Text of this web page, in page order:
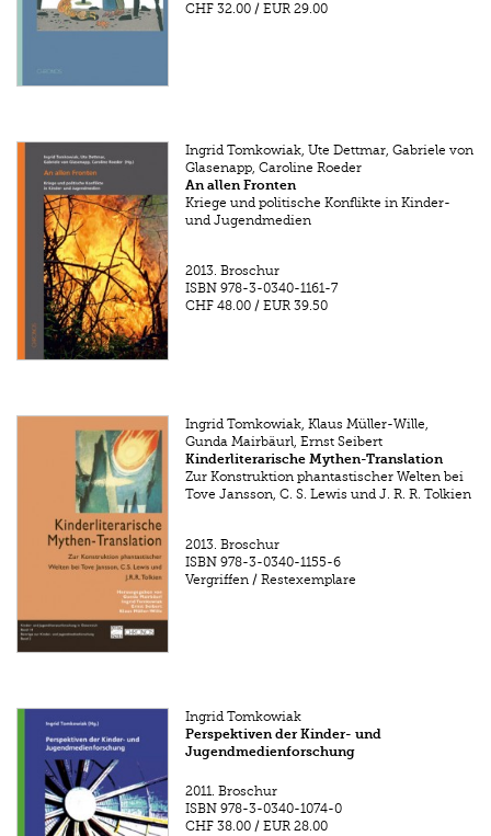
CHF 32.00 /EUR 29.00
Ingrid Tomkowiak, Ute Dettmar, Gabriele von
Glasenapp, Caroline Roeder
An allen Fronten
Kriege und politische Konflikte in Kinder-
und Jugendmedien
2013. Broschur
ISBN 978-3-0340-1161-7
CHF 48.00 /EUR 39.50
Ingrid Tomkowiak, Klaus Müller-Wille,
Gunda Mairbäurl, Ernst Seibert
Kinderliterarische Mythen-Translation
Zur Konstruktion phantastischer Welten bei
Tove Jansson, C. S. Lewis und J. R. R. Tolkien
2013. Broschur
ISBN 978-3-0340-1155-6
Vergriffen / Restexemplare
Ingrid Tomkowiak
Perspektiven der Kinder- und
Jugendmedienforschung
2011. Broschur
ISBN 978-3-0340-1074-0
CHF 38.00 /EUR 28.00